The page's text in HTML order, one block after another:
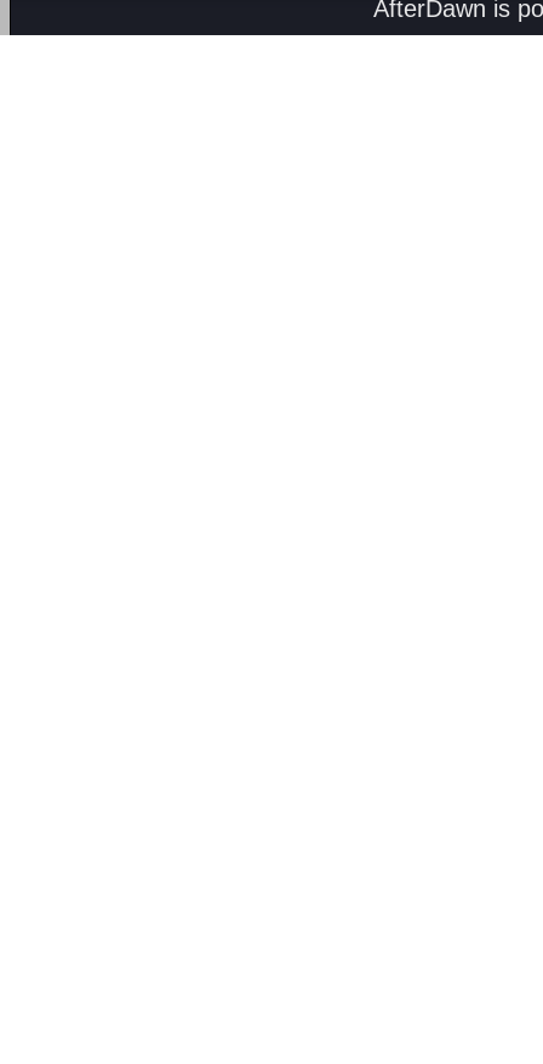
AfterDawn is